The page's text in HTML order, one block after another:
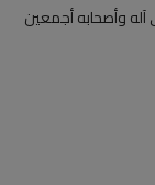
آله وأصحابه أجمعين